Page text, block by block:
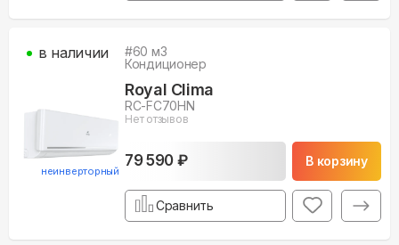
неинверторный
#60 м3
Кондиционер
Royal Clima
RC-FC70HN
Нет отзывов
79 590 ₽ В корзину
в наличии
Сравнить